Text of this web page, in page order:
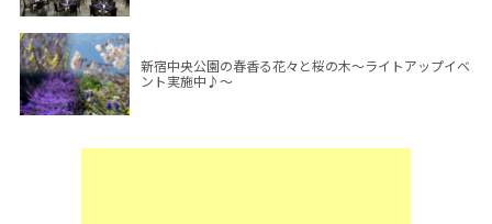
新宿中央公園の春香る花々と桜の木～ライトアップイベ
ント実施中♪～